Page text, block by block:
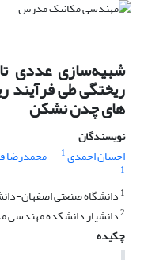
شبیه‌سازی عددی
ریختگی طی فرآیند
های چدن نشکن
نویسندگان
احسان احمدی1 محمدرضا
1
1 دانشگاه صنعتی اصفهان-
2دانشیار دانشکده مهندسی
چکیده